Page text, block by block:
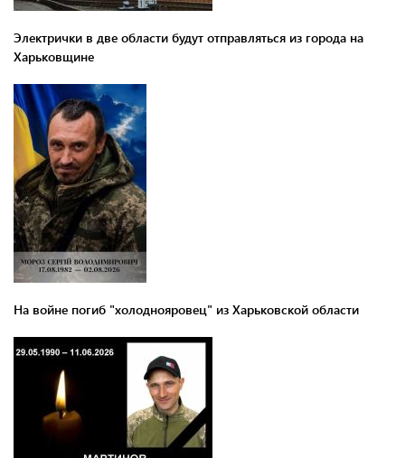
Электрички в две области будут отправляться из города на
Харьковщине
На войне погиб "холоднояровец" из Харьковской области